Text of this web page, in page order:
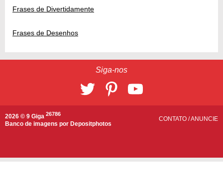
Frases de Divertidamente
Frases de Desenhos
Siga-nos
2026 © 9 Giga 26786
Banco de imagens por Depositphotos
CONTATO /ANUNCIE